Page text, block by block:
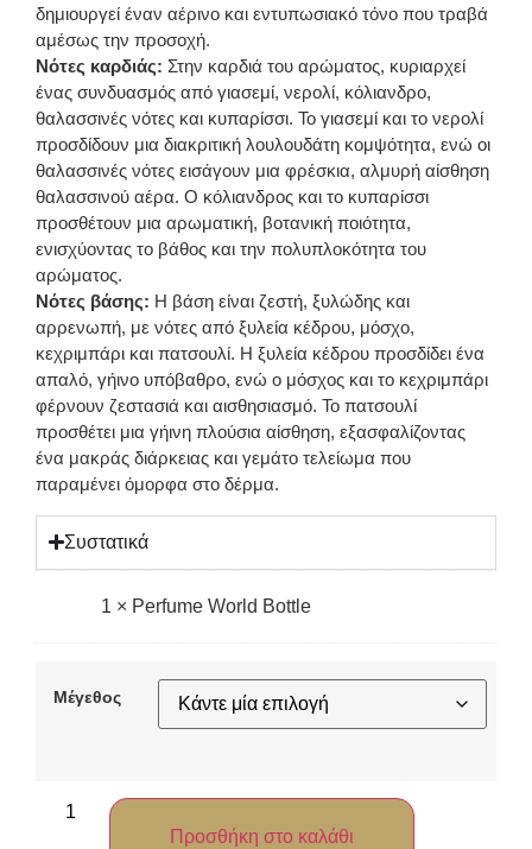
δημιουργεί έναν αέρινο και εντυπωσιακό τόνο που τραβά
αμέσως την προσοχή.
Νότες καρδιάς: Στην καρδιά του αρώματος, κυριαρχεί
ένας συνδυασμός από γιασεμί, νερολί, κόλιανδρο,
θαλασσινές νότες και κυπαρίσσι. Το γιασεμί και το νερολί
προσδίδουν μια διακριτική λουλουδάτη κομψότητα, ενώ οι
θαλασσινές νότες εισάγουν μια φρέσκια, αλμυρή αίσθηση
θαλασσινού αέρα. Ο κόλιανδρος και το κυπαρίσσι
προσθέτουν μια αρωματική, βοτανική ποιότητα,
ενισχύοντας το βάθος και την πολυπλοκότητα του
αρώματος.
Νότες βάσης: Η βάση είναι ζεστή, ξυλώδης και
αρρενωπή, με νότες από ξυλεία κέδρου, μόσχο,
κεχριμπάρι και πατσουλί. Η ξυλεία κέδρου προσδίδει ένα
απαλό, γήινο υπόβαθρο, ενώ ο μόσχος και το κεχριμπάρι
φέρνουν ζεστασιά και αισθησιασμό. Το πατσουλί
προσθέτει μια γήινη πλούσια αίσθηση, εξασφαλίζοντας
ένα μακράς διάρκειας και γεμάτο τελείωμα που
παραμένει όμορφα στο δέρμα.
Συστατικά
1 × Perfume World Bottle
Μέγεθος
Προσθήκη στο καλάθι